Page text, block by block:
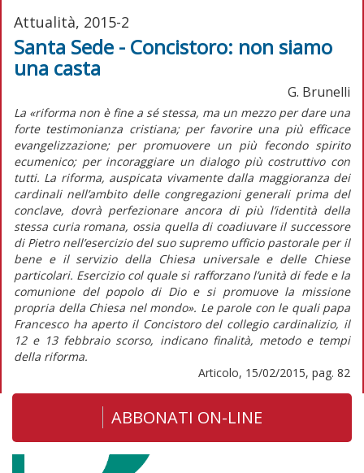
Attualità, 2015-2
Santa Sede - Concistoro: non siamo
una casta
G. Brunelli
La «riforma non è fine a sé stessa, ma un mezzo per dare una
forte testimonianza cristiana; per favorire una più efficace
evangelizzazione; per promuovere un più fecondo spirito
ecumenico; per incoraggiare un dialogo più costruttivo con
tutti. La riforma, auspicata vivamente dalla maggioranza dei
cardinali nell’ambito delle congregazioni generali prima del
conclave, dovrà perfezionare ancora di più l’identità della
stessa curia romana, ossia quella di coadiuvare il successore
di Pietro nell’esercizio del suo supremo ufficio pastorale per il
bene e il servizio della Chiesa universale e delle Chiese
particolari. Esercizio col quale si rafforzano l’unità di fede e la
comunione del popolo di Dio e si promuove la missione
propria della Chiesa nel mondo». Le parole con le quali papa
Francesco ha aperto il Concistoro del collegio cardinalizio, il
12 e 13 febbraio scorso, indicano finalità, metodo e tempi
della riforma.
Articolo, 15/02/2015, pag. 82
ABBONATI ON-LINE